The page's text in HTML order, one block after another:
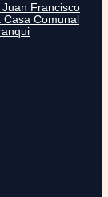
Francisco
Casa Comunal